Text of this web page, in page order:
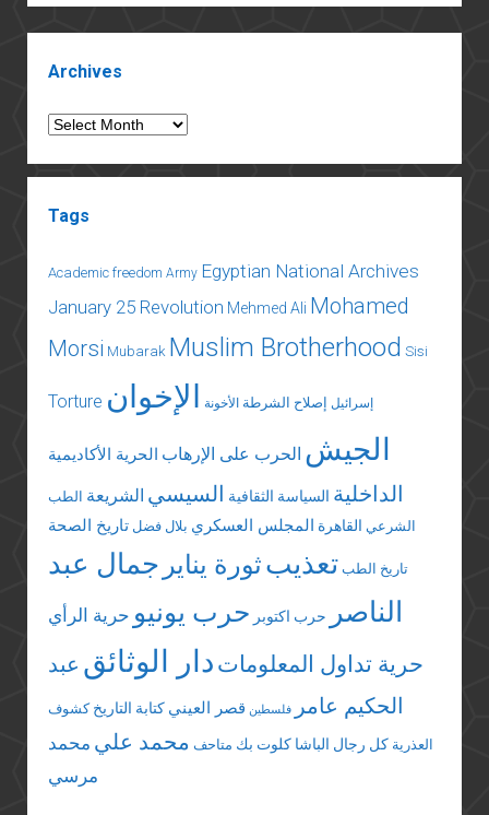
والتمكن
من
Archives
Archives
Tags
Academic freedom Army Egyptian National Archives
January 25 Revolution Mehmed Ali Mohamed
Morsi Mubarak Muslim Brotherhood Sisi
Torture إسرائيل إصلاح الشرطة الأخونة الإخوان
الجيش الحرب على الإرهاب الحرية الأكاديمية
الداخلية السياسة الثقافية السيسي الشريعة الطب
الشرعي القاهرة المجلس العسكري بلال فضل تاريخ الصحة
تاريخ الطب تعذيبثورة يناير جمال عبد
الناصر
حرب اكتوبر حرب يونيو حرية الرأي
حرية تداول المعلومات دار الوثائق عبد
الحكيم عامر
فلسطين قصر العيني كتابة التاريخ كشوف
العذرية كل رجال الباشا كلوت بك متاحف محمد علي محمد
مرسي